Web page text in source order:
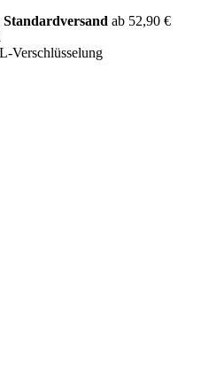
ab 52,90 €
Verschlüsselung